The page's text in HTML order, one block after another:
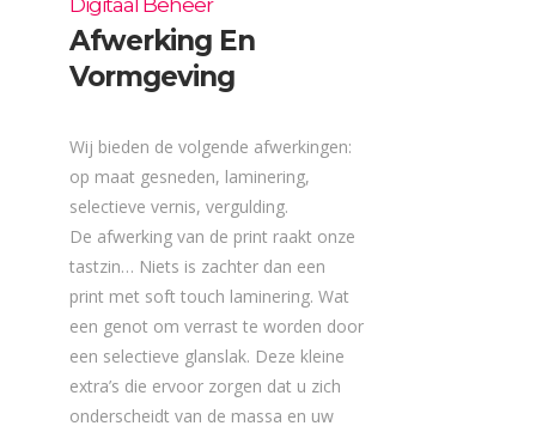
Afwerking En
Vormgeving
Wij bieden de volgende afwerkingen:
op maat gesneden, laminering,
selectieve vernis, vergulding.
De afwerking van de print raakt onze
tastzin… Niets is zachter dan een
print met soft touch laminering. Wat
een genot om verrast te worden door
een selectieve glanslak. Deze kleine
extra’s die ervoor zorgen dat u zich
onderscheidt van de massa en uw